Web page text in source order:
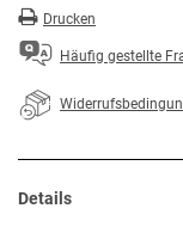
Drucken
Häufig gestellte
Details